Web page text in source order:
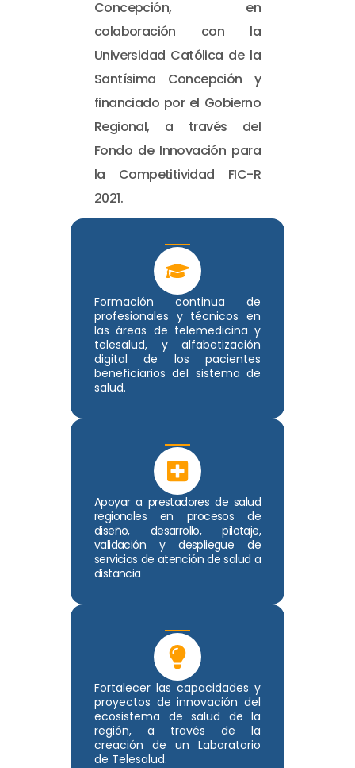
Formación continua de
profesionales y técnicos en
las áreas de telemedicina y
telesalud, y alfabetización
digital de los pacientes
beneficiarios del sistema de
salud.
Apoyar a prestadores de salud
regionales en procesos de
diseño, desarrollo, pilotaje,
validación y despliegue de
servicios de atención de salud a
distancia
Fortalecer las capacidades y
proyectos de innovación del
ecosistema de salud de la
región, a través de la
creación de un Laboratorio
de Telesalud.
Concepción, en
colaboración con la
Universidad Católica de la
Santísima Concepción y
financiado por el Gobierno
Regional, a través del
Fondo de Innovación para
la Competitividad FIC-R
2021.